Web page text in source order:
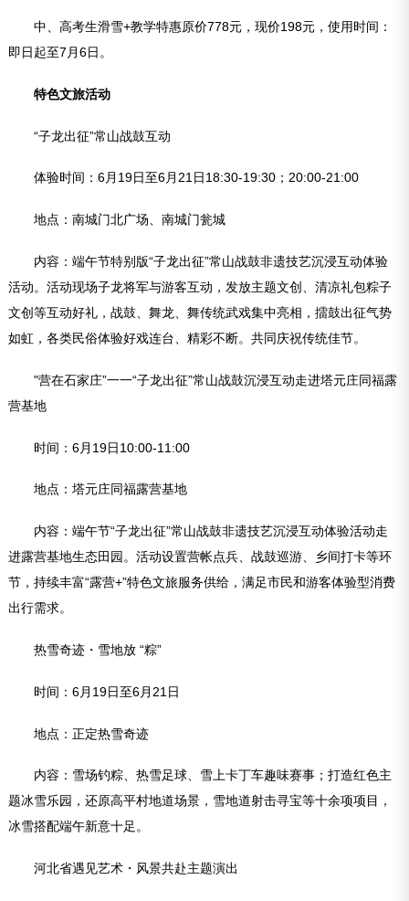
中、高考生滑雪+教学特惠原价778元，现价198元，使用时间：
即日起至7月6日。
特色文旅活动
“子龙出征”常山战鼓互动
体验时间：6月19日至6月21日18:30-19:30；20:00-21:00
地点：南城门北广场、南城门瓮城
内容：端午节特别版“子龙出征”常山战鼓非遗技艺沉浸互动体验
活动。活动现场子龙将军与游客互动，发放主题文创、清凉礼包粽子
文创等互动好礼，战鼓、舞龙、舞传统武戏集中亮相，擂鼓出征气势
如虹，各类民俗体验好戏连台、精彩不断。共同庆祝传统佳节。
"营在石家庄”一一“子龙出征”常山战鼓沉浸互动走进塔元庄同福露
营基地
时间：6月19日10:00-11:00
地点：塔元庄同福露营基地
内容：端午节“子龙出征”常山战鼓非遗技艺沉浸互动体验活动走
进露营基地生态田园。活动设置营帐点兵、战鼓巡游、乡间打卡等环
节，持续丰富“露营+”特色文旅服务供给，满足市民和游客体验型消费
出行需求。
热雪奇迹・雪地放 “粽”
时间：6月19日至6月21日
地点：正定热雪奇迹
内容：雪场钓粽、热雪足球、雪上卡丁车趣味赛事；打造红色主
题冰雪乐园，还原高平村地道场景，雪地道射击寻宝等十余项项目，
冰雪搭配端午新意十足。
河北省遇见艺术・风景共赴主题演出